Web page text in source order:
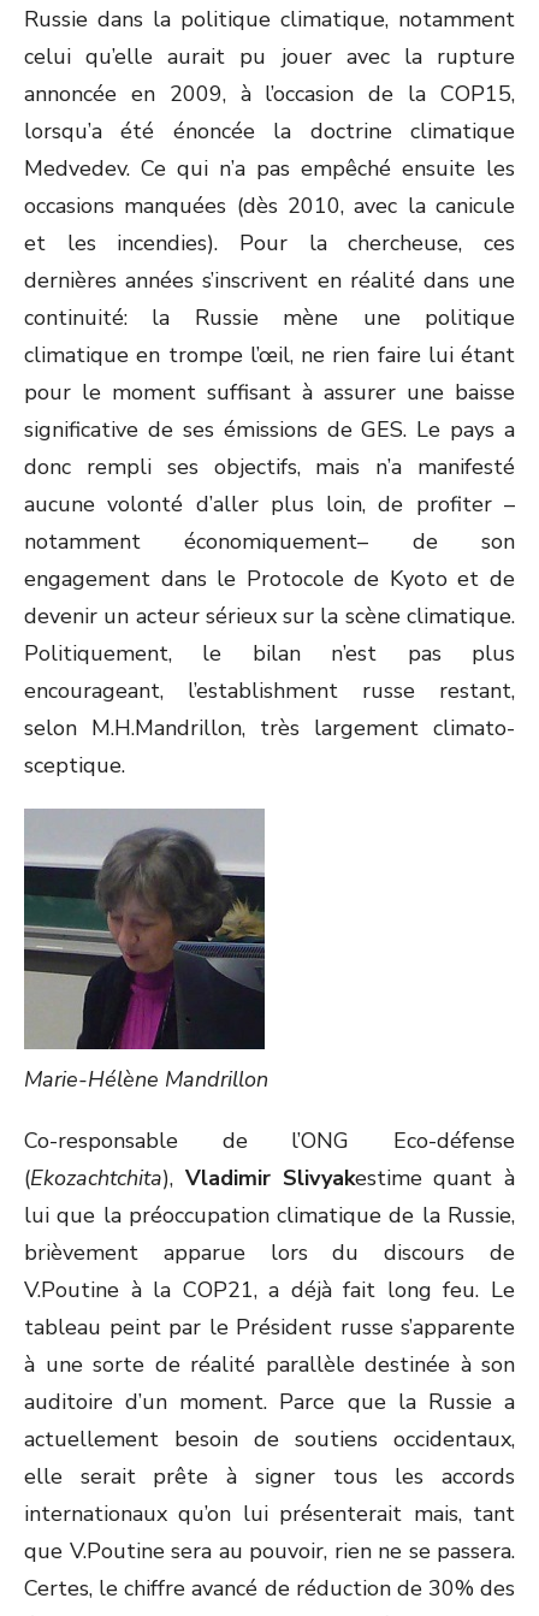
Russie dans la politique climatique, notamment
celui qu’elle aurait pu jouer avec la rupture
annoncée en 2009, à l’occasion de la COP15,
lorsqu’a été énoncée la doctrine climatique
Medvedev. Ce qui n’a pas empêché ensuite les
occasions manquées (dès 2010, avec la canicule
et les incendies). Pour la chercheuse, ces
dernières années s’inscrivent en réalité dans une
continuité: la Russie mène une politique
climatique en trompe l’œil, ne rien faire lui étant
pour le moment suffisant à assurer une baisse
significative de ses émissions de GES. Le pays a
donc rempli ses objectifs, mais n’a manifesté
aucune volonté d’aller plus loin, de profiter –
notamment économiquement– de son
engagement dans le Protocole de Kyoto et de
devenir un acteur sérieux sur la scène climatique.
Politiquement, le bilan n’est pas plus
encourageant, l’establishment russe restant,
selon M.H.Mandrillon, très largement climato-
sceptique.
Marie-Hélène Mandrillon
Co-responsable de l’ONG Eco-défense
(Ekozachtchita), Vladimir Slivyakestime quant à
lui que la préoccupation climatique de la Russie,
brièvement apparue lors du discours de
V.Poutine à la COP21, a déjà fait long feu. Le
tableau peint par le Président russe s’apparente
à une sorte de réalité parallèle destinée à son
auditoire d’un moment. Parce que la Russie a
actuellement besoin de soutiens occidentaux,
elle serait prête à signer tous les accords
internationaux qu’on lui présenterait mais, tant
que V.Poutine sera au pouvoir, rien ne se passera.
Certes, le chiffre avancé de réduction de 30% des